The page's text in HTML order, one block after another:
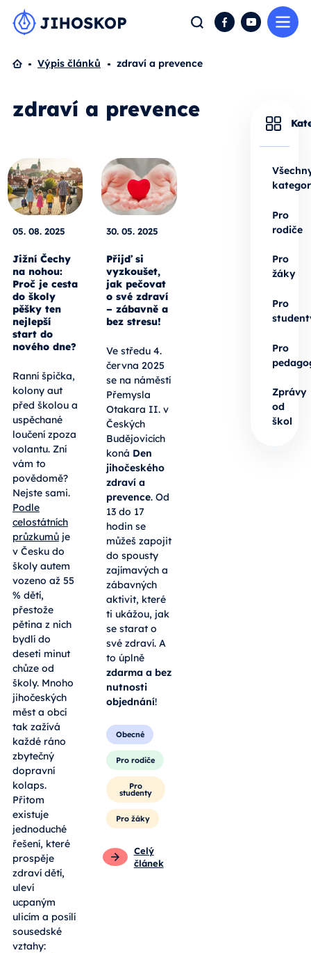
Hledat FacebookYouTube
Domů
Výpis článků zdraví a prevence
zdraví a prevence
05. 08. 2025
Jižní Čechy
na nohou:
Proč je cesta
do školy
pěšky ten
nejlepší
start do
nového dne?
Ranní špička,
kolony aut
před školou a
uspěchané
loučení zpoza
volantu. Zní
vám to
povědomě?
Nejste sami.
Podle
celostátních
průzkumůje
v Česku do
školy autem
vozeno až 55
% dětí,
přestože
pětina z nich
bydlí do
deseti minut
chůze od
školy. Mnoho
jihočeských
měst a obcí
tak zažívá
každé ráno
zbytečný
dopravní
kolaps.
Přitom
existuje
jednoduché
řešení, které
prospěje
zdraví dětí,
uleví
ucpaným
ulicím a posílí
sousedské
vztahy:
30. 05. 2025
Přijď si
vyzkoušet,
jak pečovat
o své zdraví
– zábavně a
bez stresu!
Ve středu 4.
června 2025
se na náměstí
Přemysla
Otakara II. v
Českých
Budějovicích
koná Den
jihočeského
zdraví a
prevence. Od
13 do 17
hodin se
můžeš zapojit
do spousty
zajímavých a
zábavných
aktivit, které
ti ukážou, jak
se starat o
své zdraví. A
to úplně
zdarma a bez
nutnosti
objednání!
Obecné
Pro rodiče
Pro
studenty
Pro žáky
Celý
článek
Pro
rodiče
Pro
žáky
Pro
Pro
Zprávy
od
škol